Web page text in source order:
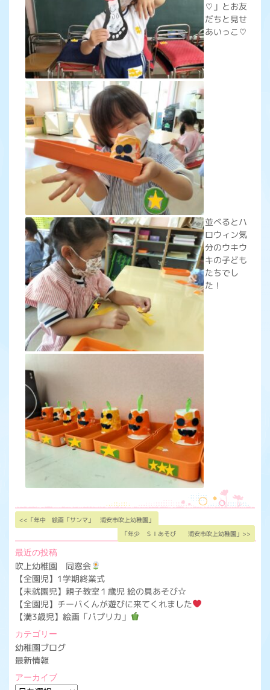
♡」とお友
だちと見せ
あいっこ♡
並べるとハ
ロウィン気
分のウキウ
キの子ども
たちでし
た！
<<「年中 絵画「サンマ」 浦安市吹上幼稚園」
「年少 ＳＩあそび 浦安市吹上幼稚園」>>
最近の投稿
吹上幼稚園 同窓会
【全園児】1学期終業式
【未就園児】親子教室１歳児 絵の具あそび☆
【全園児】チーバくんが遊びに来てくれました
【満3歳児】絵画「パプリカ」
カテゴリー
幼稚園ブログ
最新情報
アーカイブ